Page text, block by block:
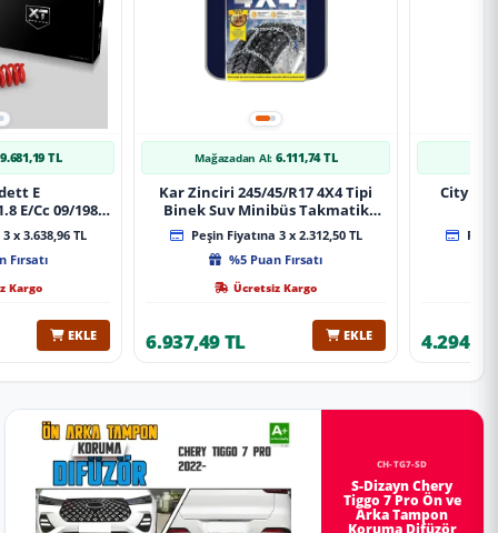
9.681,19 TL
E
E/Cc 09/1984-
Spor Yay
x 3.638,96 TL
Fırsatı
Kargo
EKLE
Mağazadan Al: 6.111,74 TL
Kar Zinciri 245/45/R17 4X4 Tipi
Binek Suv Minibüs Takmatik
Kolay Montaj
Peşin Fiyatına 3 x 2.312,50 TL
%5 Puan Fırsatı
Ücretsiz Kargo
6.937,49 TL EKLE
City
CH-TG7-SD
S-Dizayn Chery
Tiggo 7 Pro Ön ve
Arka Tampon
Koruma Difüzör